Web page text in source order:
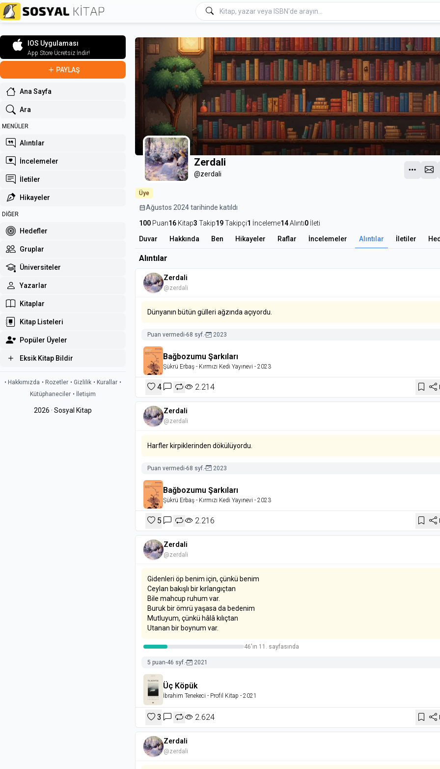
IOS Uygulaması
App Store Ücretsiz İndir!
PAYLAŞ
Ana Sayfa
Ara
MENÜLER
Alıntılar
İncelemeler
İletiler
Hikayeler
DİĞER
Hedefler
Gruplar
Üniversiteler
Yazarlar
Kitaplar
Kitap Listeleri
Popüler Üyeler
Eksik Kitap Bildir
• Hakkımızda • Rozetler • Gizlilik • Kurallar •
Kütüphaneciler • İletişim
2026 · Sosyal Kitap
Zerdali
@zerdali
Üye
calendar_monthAğustos 2024 tarihinde katıldı
100 Puan16 Kitap3 Takip19Takipçi1 İnceleme14Alıntı0 İleti
Duvar
Hakkında Ben Hikayeler Raflar İncelemeler Alıntılar İletiler
Alıntılar
Zerdali
@zerdali
Dünyanın bütün gülleri ağzında açıyordu.
Puan vermedi-68 syf.- 2023
Bağbozumu Şarkıları
Şükrü Erbaş - Kırmızı Kedi Yayınevi - 2023
4 2.214
Zerdali
@zerdali
Harfler kirpiklerinden dökülüyordu.
Puan vermedi-68 syf. - 2023
Bağbozumu Şarkıları
Şükrü Erbaş - Kırmızı Kedi Yayınevi - 2023
5 2.216
Zerdali
@zerdali
Gidenleri öp benim için, çünkü benim
Ceylan bakışlı bir kırlangıçtan
Bile mahcup ruhum var.
Buruk bir ömrü yaşasa da bedenim
Mutluyum, çünkü hâlâ kılıçtan
Utanan bir boynum var.
46'ın 11. sayfasında
5 puan-46 syf.- 2021
Üç Köpük
İbrahim Tenekeci - Profil Kitap - 2021
3 2.624
Zerdali
@zerdali